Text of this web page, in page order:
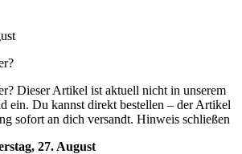
Dieser Artikel ist aktuell nicht in unserem
ein. Du kannst direkt bestellen – der Artikel
sofort an dich versandt. Hinweis schließen
27. August